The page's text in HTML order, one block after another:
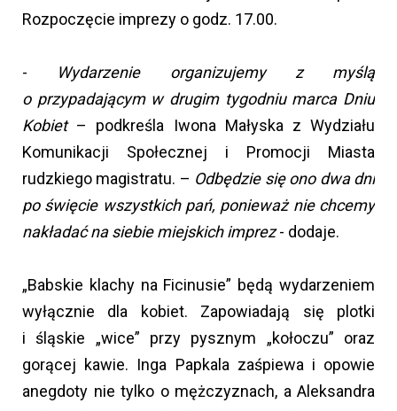
Rozpoczęcie imprezy o godz. 17.00.
-
Wydarzenie organizujemy z myślą
o przypadającym w drugim tygodniu marca Dniu
Kobiet – podkreśla Iwona Małyska z Wydziału
Komunikacji Społecznej i Promocji Miasta
rudzkiego magistratu. – Odbędzie się ono dwa dni
po święcie wszystkich pań, ponieważ nie chcemy
nakładać na siebie miejskich imprez- dodaje.
„Babskie klachy na Ficinusie” będą wydarzeniem
wyłącznie dla kobiet. Zapowiadają się plotki
i śląskie „wice” przy pysznym „kołoczu” oraz
gorącej kawie. Inga Papkala zaśpiewa i opowie
anegdoty nie tylko o mężczyznach, a Aleksandra